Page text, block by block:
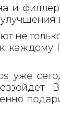
и
не
каждому
уже